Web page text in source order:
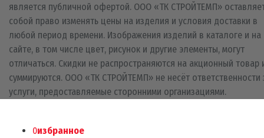
является публичной офертой. ООО «ТК СТРОЙТЕМП»
собой право изменять цены на изделия и условия доставки в
любой период времени. Изображения изделий в каталоге и на
сайте, в том числе цвет, рисунок и другие элементы, могут
отличаться. Скидки не распространяются на акционный товар
суммируются. ООО «ТК СТРОЙТЕМП» не несёт ответственности
услуги, предоставляемые сторонними организациями.
0избранное